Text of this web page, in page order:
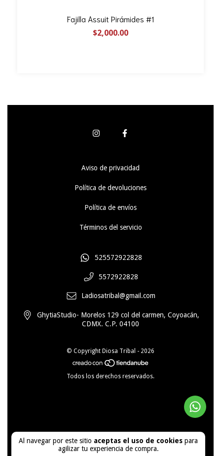
Al navegar por este sitio aceptas el uso de cookies para
agilizar tu experiencia de compra.
Fajilla Assuit Pirámides #1
$2,000.00
Aviso de privacidad
Política de devoluciones
Política de envíos
Términos del servicio
525572922828
5572922828
Ladiosatribal@gmail.com
GhytiaStudio- Morelos 129 col del carmen, Coyoacán,
CDMX. C.P. 04100
© Copyright Diosa Tribal - 2026
Todos los derechos reservados.